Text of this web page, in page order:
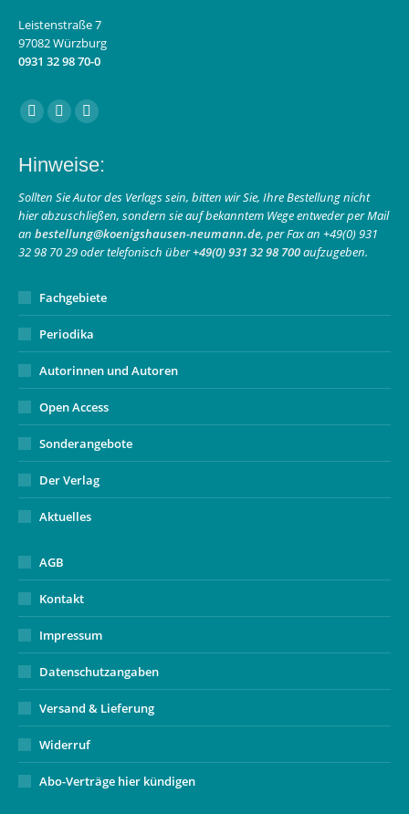
Leistenstraße 7
97082 Würzburg
0931 32 98 70-0
Finden Sie uns auf:
Facebook
opens
in
new
window
Instagram
opens
in
new
window
E-
page
opens
in
new
window
Hinweise:
Sollten Sie Autor des Verlags sein, bitten wir Sie, Ihre Bestellung nicht
hier abzuschließen, sondern sie auf bekanntem Wege entweder per Mail
an bestellung@koenigshausen-neumann.de, per Fax an +49(0) 931
32 98 70 29 oder telefonisch über+49(0) 931 32 98 700aufzugeben.
Fachgebiete
Periodika
Autorinnen und Autoren
Open Access
Sonderangebote
Der Verlag
Aktuelles
AGB
Kontakt
Impressum
Datenschutzangaben
Versand & Lieferung
Widerruf
Abo-Verträge hier kündigen